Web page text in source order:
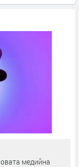
медийна